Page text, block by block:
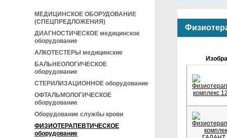
МЕДИЦИНСКОЕ ОБОРУДОВАНИЕ
(СПЕЦПРЕДЛОЖЕНИЯ)
ДИАГНОСТИЧЕСКОЕ медицинское
оборудование
АЛКОТЕСТЕРЫ медицинские
БАЛЬНЕОЛОГИЧЕСКОЕ
оборудование
СТЕРИЛИЗАЦИОННОЕ оборудование
ОФТАЛЬМОЛОГИЧЕСКОЕ
оборудование
Оборудование службы крови
ФИЗИОТЕРАПЕВТИЧЕСКОЕ
оборудование